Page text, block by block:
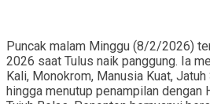
Puncak malam Minggu (8/2/2026)
2026 saat Tulus naik panggung. Ia
Kali, Monokrom, Manusia Kuat, Jatuh
hingga menutup penampilan dengan